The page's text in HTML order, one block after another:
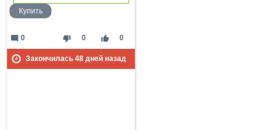
Купить
thumb_down 0 thumb_up 0
mode_comment 0
Закончилась 48дней назад